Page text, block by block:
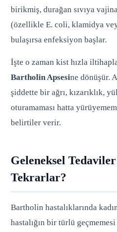
birikmiş, durağan sıvıya
(özellikle E. coli, klamidya
bulaşırsa enfeksiyon başlar.
İşte o zaman kist hızla
Bartholin Apsesine dönüşür.
şiddette bir ağrı, kızarıklık,
oturamaması hatta
belirtiler verir.
Geleneksel
Tekrarlar?
Bartholin hastalıklarında
hastalığın bir türlü